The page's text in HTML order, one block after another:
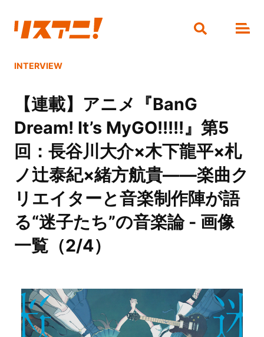
INTERVIEW
【連載】アニメ『BanG
Dream! It’s MyGO!!!!!』第5
回：長谷川大介×木下龍平×札
ノ辻泰紀×緒方航貴――楽曲ク
リエイターと音楽制作陣が語
る“迷子たち”の音楽論 - 画像
一覧（2/4）